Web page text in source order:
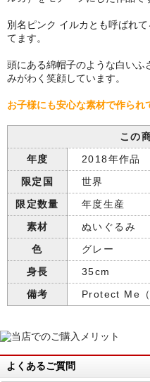
別名ピンク イルカとも呼ばれ
てます。
頭にある綿帽子のような白いふ
みがわく笑顔しています。
お子様にも安心な素材で作られ
この
年度
2018年作品
限定国
世界
限定数量
年度生産
素材
ぬいぐるみ
色
グレー
身長
35cm
備考
Protect Me
よくあるご質問